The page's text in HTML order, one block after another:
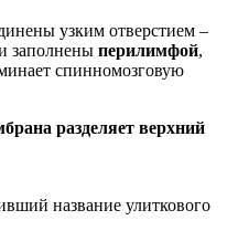
узким отверстием –
заполнены перилимфой,
спинномозговую
разделяет верхний
название улиткового